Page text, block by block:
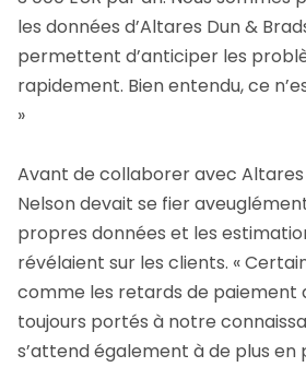
les données d’Altares Dun &
permettent d’anticiper les
rapidement. Bien entendu, ce
»
Avant de collaborer avec
Nelson devait se fier
propres données et les
révélaient sur les clients. «
comme les retards de paiement
toujours portés à notre
s’attend également à de plus en